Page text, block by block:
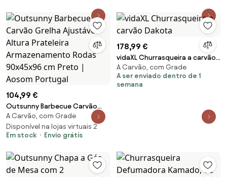
104,99 €
Outsunny Barbecue Carvão
Grelha Ajustável Altura
Prateleira Armazenamento
Rodas 90x45x96 cm Preto |
A Carvão, com Grade
Disponível na lojas virtuais 2
Em stock
Envio grátis
178,99 €
vidaXL Churrasqueira a carvão
Dakota
A Carvão, com Grade
A ser enviado dentro de 1
semana